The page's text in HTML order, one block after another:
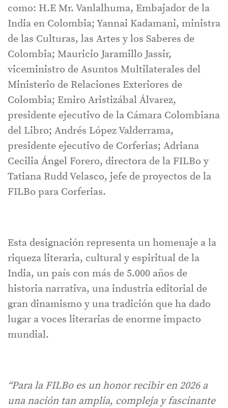
como: H.E Mr. Vanlalhuma, Embajador de la
India en Colombia; Yannai Kadamani, ministra
de las Culturas, las Artes y los Saberes de
Colombia; Mauricio Jaramillo Jassir,
viceministro de Asuntos Multilaterales del
Ministerio de Relaciones Exteriores de
Colombia; Emiro Aristizábal Álvarez,
presidente ejecutivo de la Cámara Colombiana
del Libro; Andrés López Valderrama,
presidente ejecutivo de Corferias; Adriana
Cecilia Ángel Forero, directora de la FILBo y
Tatiana Rudd Velasco, jefe de proyectos de la
FILBo para Corferias.
Esta designación representa un homenaje a la
riqueza literaria, cultural y espiritual de la
India, un país con más de 5.000 años de
historia narrativa, una industria editorial de
gran dinamismo y una tradición que ha dado
lugar a voces literarias de enorme impacto
mundial.
“Para la FILBo es un honor recibir en 2026 a
una nación tan amplia, compleja y fascinante